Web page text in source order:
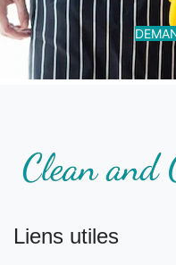
Liens utiles